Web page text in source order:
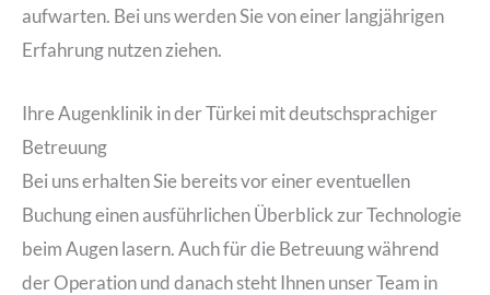
aufwarten. Bei uns werden Sie von einer langjährigen
Erfahrung nutzen ziehen.
Ihre Augenklinik in der Türkei mit deutschsprachiger
Betreuung
Bei uns erhalten Sie bereits vor einer eventuellen
Buchung einen ausführlichen Überblick zur Technologie
beim Augen lasern. Auch für die Betreuung während
der Operation und danach steht Ihnen unser Team in